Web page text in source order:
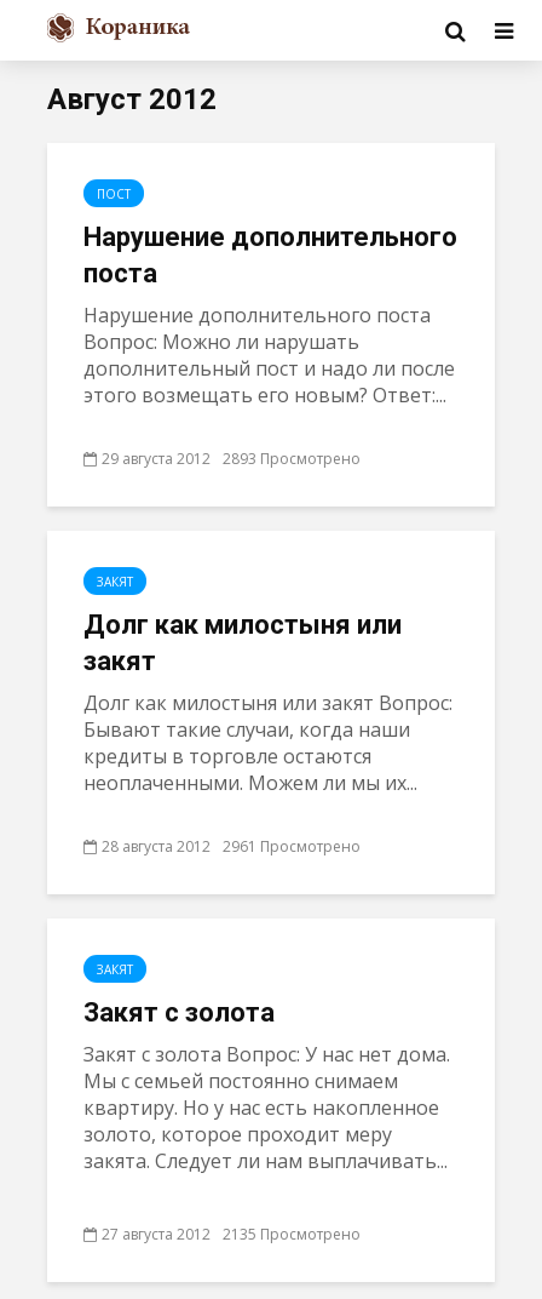
Август 2012
ПОСТ
Нарушение дополнительного
поста
Нарушение дополнительного поста
Вопрос: Можно ли нарушать
дополнительный пост и надо ли после
этого возмещать его новым? Ответ:...
29 августа 2012 2893 Просмотрено
ЗАКЯТ
Долг как милостыня или
закят
Долг как милостыня или закят Вопрос:
Бывают такие случаи, когда наши
кредиты в торговле остаются
неоплаченными. Можем ли мы их...
28 августа 2012 2961 Просмотрено
ЗАКЯТ
Закят с золота
Закят с золота Вопрос: У нас нет дома.
Мы с семьей постоянно снимаем
квартиру. Но у нас есть накопленное
золото, которое проходит меру
закята. Следует ли нам выплачивать...
27 августа 2012 2135 Просмотрено